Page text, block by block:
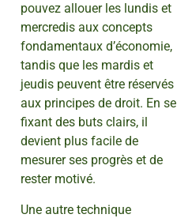
pouvez allouer les lundis et
mercredis aux concepts
fondamentaux d’économie,
tandis que les mardis et
jeudis peuvent être réservés
aux principes de droit. En se
fixant des buts clairs, il
devient plus facile de
mesurer ses progrès et de
rester motivé.
Une autre technique